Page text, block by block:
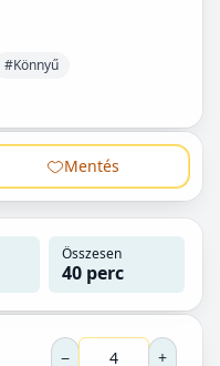
#Könnyű
Mentés
Összesen
40 perc
− +